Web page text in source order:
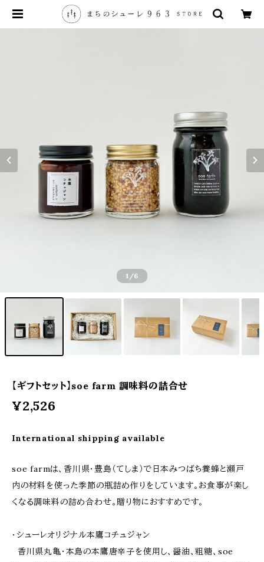
1 /6
【ギフトセット】soe farm 調味料の詰合せ
¥2,526
International shipping available
soe farmは、香川県・豊島（てしま）で日本みつばち養蜂と瀬戸
内の材料を使った季節の瓶詰め作りをしています。お食事が楽し
くなる調味料の詰め合わせ。贈り物におすすめです。
・シューレオリジナル本鷹コチュジャン
香川県丸亀・本島の本鷹唐辛子を使用し、醤油、粗糖、soe